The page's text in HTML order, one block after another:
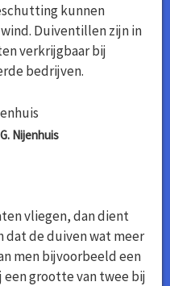
kunnen
Duiventillen zijn in
verkrijgbaar bij
bedrijven.
Nijenhuis
vliegen, dan dient
dat de duiven wat meer
men bijvoorbeeld een
grootte van twee bij